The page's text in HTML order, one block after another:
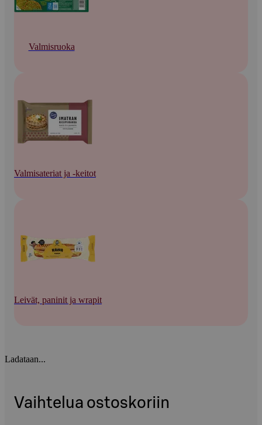
Valmisruoka
Valmisateriat ja -keitot
Leivät, paninit ja wrapit
Ladataan...
Vaihtelua ostoskoriin